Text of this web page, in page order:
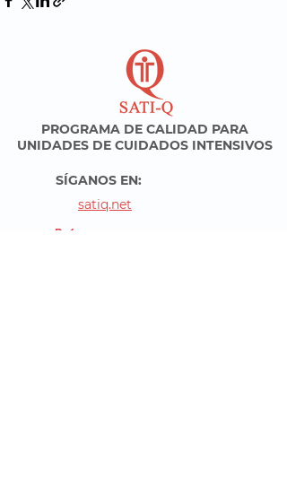
PROGRAMA DE CALIDAD PARA
UNIDADES DE CUIDADOS INTENSIVOS
SÍGANOS EN:
satiq.net